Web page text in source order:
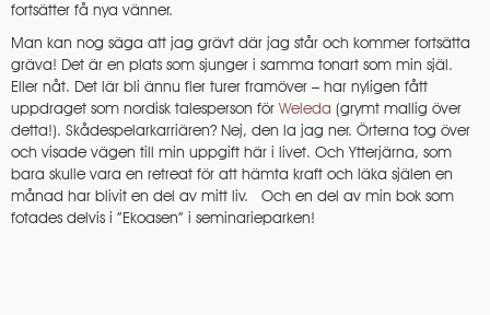
fortsätter få nya vänner.
Man kan nog säga att jag grävt där jag står och kommer fortsätta
gräva! Det är en plats som sjunger i samma tonart som min själ.
Eller nåt. Det lär bli ännu fler turer framöver – har nyligen fått
uppdraget som nordisk talesperson för Weleda (grymt mallig över
detta!). Skådespelarkarriären? Nej, den la jag ner. Örterna tog över
och visade vägen till min uppgift här i livet. Och Ytterjärna, som
bara skulle vara en retreat för att hämta kraft och läka själen en
månad har blivit en del av mitt liv. Och en del av min bok som
fotades delvis i ”Ekoasen” i seminarieparken!